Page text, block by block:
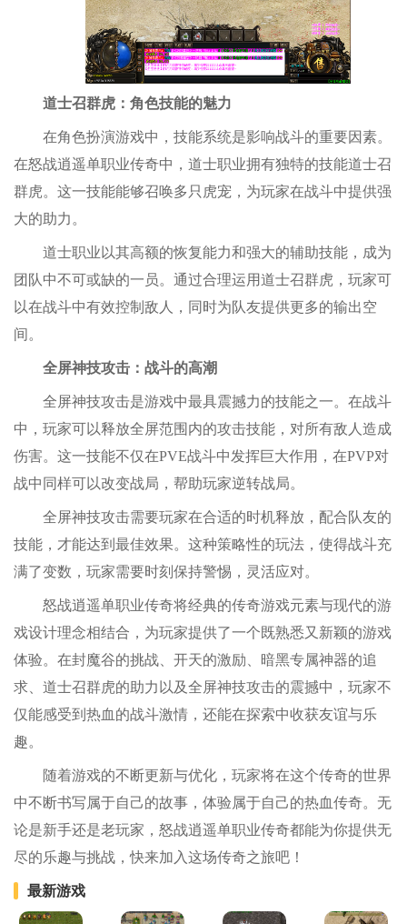
道士召群虎：角色技能的魅力
在角色扮演游戏中，技能系统是影响战斗的重要因素。
在怒战逍遥单职业传奇中，道士职业拥有独特的技能道士召
群虎。这一技能能够召唤多只虎宠，为玩家在战斗中提供强
大的助力。
道士职业以其高额的恢复能力和强大的辅助技能，成为
团队中不可或缺的一员。通过合理运用道士召群虎，玩家可
以在战斗中有效控制敌人，同时为队友提供更多的输出空
间。
全屏神技攻击：战斗的高潮
全屏神技攻击是游戏中最具震撼力的技能之一。在战斗
中，玩家可以释放全屏范围内的攻击技能，对所有敌人造成
伤害。这一技能不仅在PVE战斗中发挥巨大作用，在PVP对
战中同样可以改变战局，帮助玩家逆转战局。
全屏神技攻击需要玩家在合适的时机释放，配合队友的
技能，才能达到最佳效果。这种策略性的玩法，使得战斗充
满了变数，玩家需要时刻保持警惕，灵活应对。
怒战逍遥单职业传奇将经典的传奇游戏元素与现代的游
戏设计理念相结合，为玩家提供了一个既熟悉又新颖的游戏
体验。在封魔谷的挑战、开天的激励、暗黑专属神器的追
求、道士召群虎的助力以及全屏神技攻击的震撼中，玩家不
仅能感受到热血的战斗激情，还能在探索中收获友谊与乐
趣。
随着游戏的不断更新与优化，玩家将在这个传奇的世界
中不断书写属于自己的故事，体验属于自己的热血传奇。无
论是新手还是老玩家，怒战逍遥单职业传奇都能为你提供无
尽的乐趣与挑战，快来加入这场传奇之旅吧！
最新游戏